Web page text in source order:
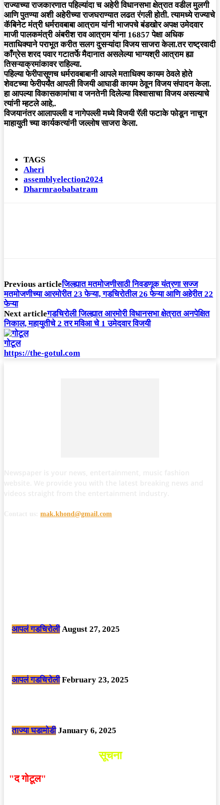
राज्याच्या राजकारणात पहिल्यांदा च अहेरी विधानसभा क्षेत्रात वडील मुलगी
आणि पुतण्या अशी अहेरीच्या राजघराण्यात लढत रंगली होती. त्यामध्ये राज्याचे
कॅबिनेट मंत्री धर्मरावबाबा आत्राम यांनी भाजपचे बंडखोर अपक्ष उमेदवार
माजी पालकमंत्री अंबरीश राव आत्राम यांना 16857 पेक्षा अधिक
मताधिक्याने पराभूत करीत सलग दुसऱ्यांदा विजय साजरा केला.तर राष्ट्रवादी
काँग्रेस शरद पवार गटातर्फे मैदानात असलेल्या भाग्यश्री आत्राम ह्या
तिसऱ्याक्रमांकावर राहिल्या.
पहिल्या फेरीपासूणच धर्मरावबाबानी आपले मताधिक्य कायम ठेवले होते
शेवटच्या फेरीपर्यंत आपली विजयी आघाडी कायम ठेवून विजय संपादन केला.
हा आपल्या विकासकामांचा व जनतेनी दिलेल्या विश्वासाचा विजय असल्याचे
त्यांनी म्हटले आहे,.
विजयानंतर आलापल्ली व नागेपल्ली मध्ये विजयी रॅली फटाके फोडून नाचून
माहायुती च्या कार्यकत्यांनी जल्लोष साजरा केला.
TAGS
Aheri
assemblyelection2024
Dharmraobabatram
Previous articleजिल्ह्यात मतमोजणीसाठी निवडणूक यंत्रणा सज्ज
मतमोजणीच्या आरमोरीत 23 फेऱ्‍या, गडचिरोतील 26 फेऱ्या आणि अहेरीत 22
फेऱ्या
Next articleगडचिरोली जिल्ह्यात आरमोरी विधानसभा क्षेत्रात अनपेक्षित
निकाल, महायुतीचे 2 तर मविआ चे 1 उमेदवार विजयी
गोटूल
https://the-gotul.com
mak.khond@gmail.com
आपलं गडचिरोली August 27, 2025
आपलं गडचिरोली February 23, 2025
ताज्या घडामोडी January 6, 2025
सूचना
"द गोटूल"